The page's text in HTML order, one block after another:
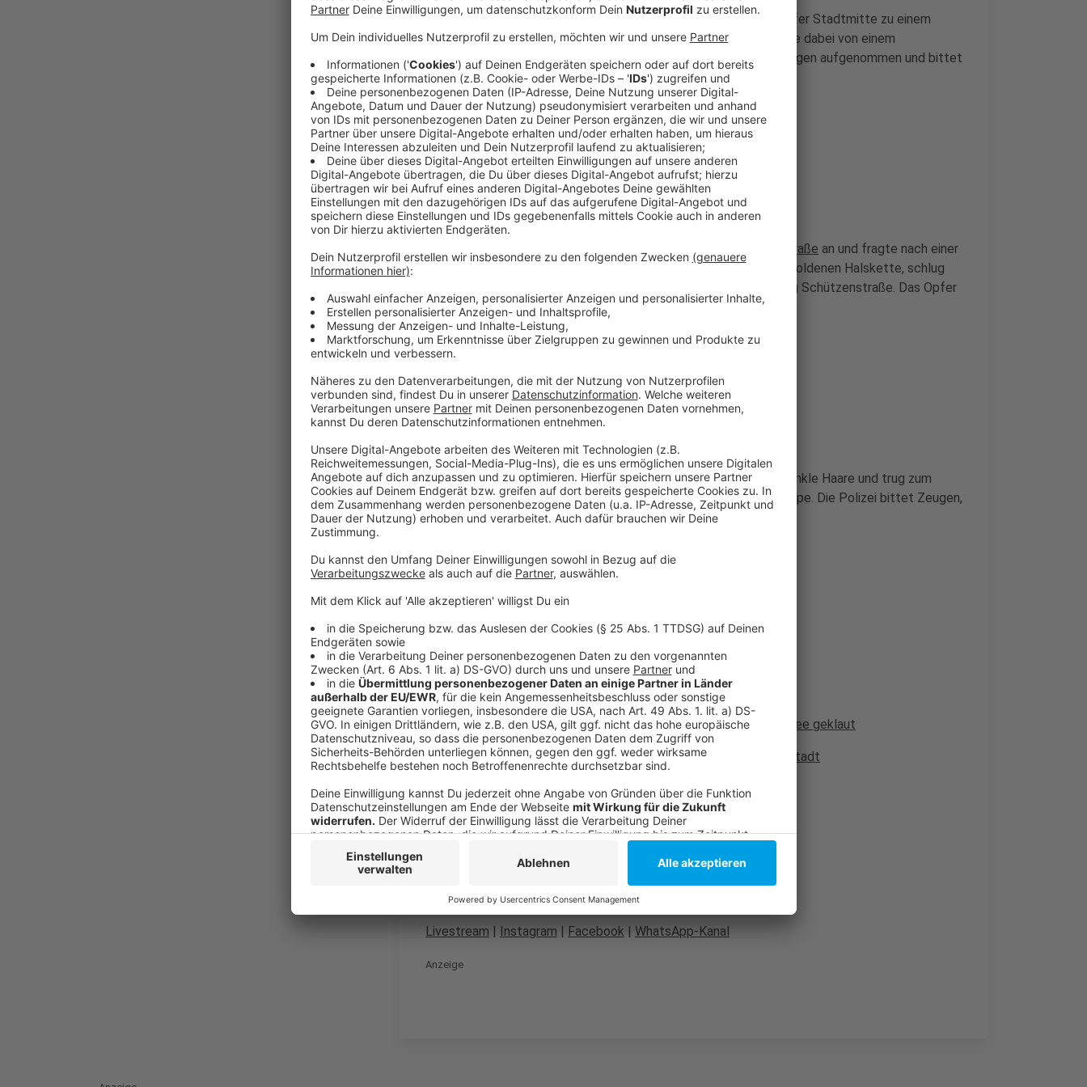
In der Nacht auf Mittwoch (24. Juni 2026) ist es in der Düsseldorfer Stadtmitte zu einem
gewaltsamen Raubüberfall gekommen. Ein 29-jähriger Mann wurde dabei von einem
Unbekannten attackiert und verletzt. Die
Polizei hat die Ermittlungen aufgenommen und bittet
uns jetzt um Mithilfe, um den flüchtigen Täter zu fassen.
Anzeige
Das ist passiert
Anzeige
Der mutmaßliche Täter sprach den 29-Jährigen auf der Kölner Straße an und fragte nach einer
Zigarette. Als dieser ablehnte, griff der Unbekannte nach seiner goldenen Halskette, schlug
ihm ins Gesicht und flüchtete mit einem Teil der Kette in Richtung Schützenstraße. Das Opfer
wurde leicht verletzt.
Anzeige
Die Polizei bittet um Mithilfe
Anzeige
Der Täter ist etwa 25 Jahre alt, rund 175 Zentimeter groß, hat dunkle Haare und trug zum
Tatzeitpunkt ein schwarzes T-Shirt, eine kurze Hose und eine Kappe. Die Polizei bittet Zeugen,
sich unter 0211-8700 zu melden.
Weitere Infos und Links zum Thema
Anzeige
Die offizielle Meldung der Polizei zum Raubüberfall
In der Nähe wurden zuletzt teure Armbanduhren auf der Königsallee geklaut
Zuletzt gab es Haftstrafen nach einer Vergewaltigung in der Altstadt
Anzeige
Folge uns für mehr News & Updates:
Livestream | Instagram | Facebook | WhatsApp-Kanal
Anzeige